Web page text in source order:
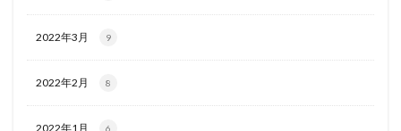
2022年3月 9
2022年2月 8
2022年1月 6